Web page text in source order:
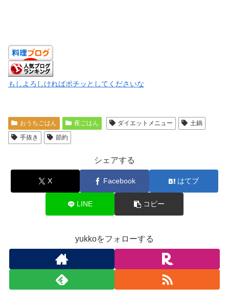
もしよろしければポチッとしてくださいな
おうちごはん 夜ごはん ダイエットメニュー
土鍋
手抜き
節約
シェアする
X Facebook はてブ
LINE コピー
yukkoをフォローする